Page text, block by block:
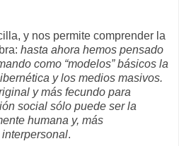
y nos permite comprender la
hasta ahora hemos pensado
como “modelos” básicos la
y los medios masivos.
y más fecundo para
social sólo puede ser la
humana y, más
.